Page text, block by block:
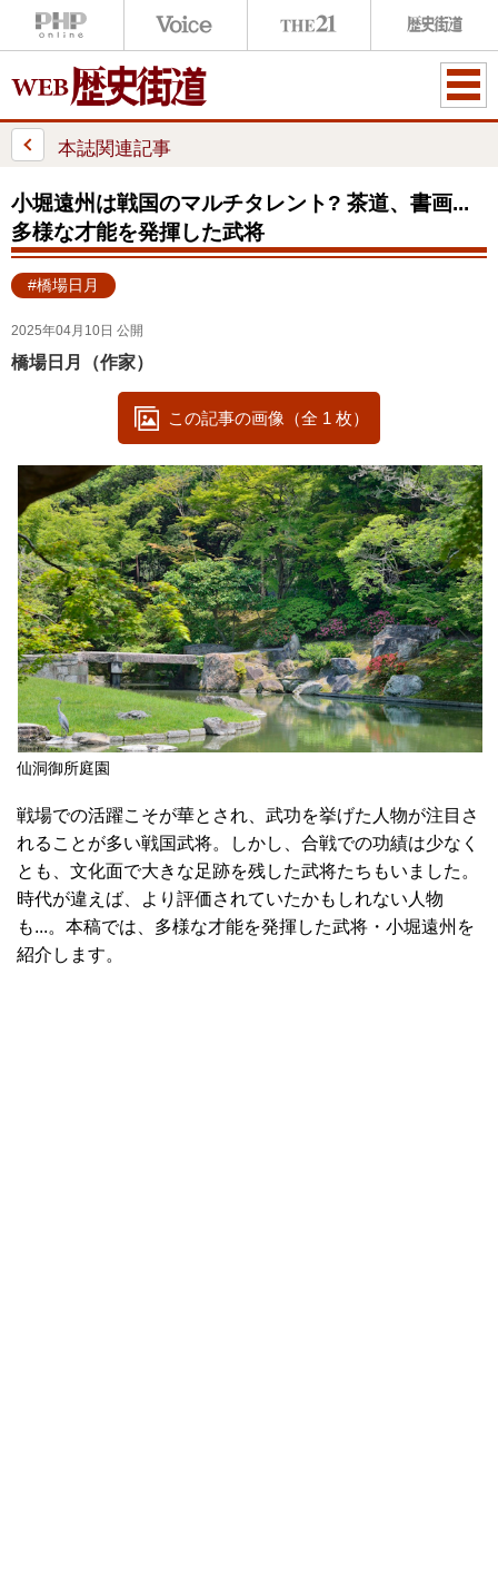
ME
本誌関連記事
小堀遠州は戦国のマルチタレント? 茶道、書画...
多様な才能を発揮した武将
#橋場日月
2025年04月10日 公開
橋場日月（作家）
この記事の画像（全 1 枚）
仙洞御所庭園
戦場での活躍こそが華とされ、武功を挙げた人物が注目さ
れることが多い戦国武将。しかし、合戦での功績は少なく
とも、文化面で大きな足跡を残した武将たちもいました。
時代が違えば、より評価されていたかもしれない人物
も...。本稿では、多様な才能を発揮した武将・小堀遠州を
紹介します。